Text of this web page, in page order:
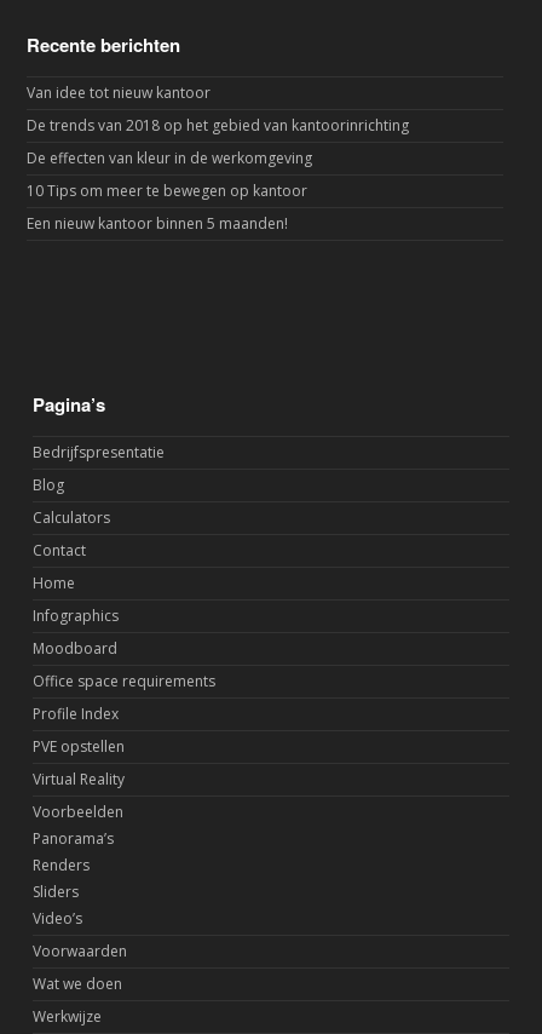
Recente berichten
Van idee tot nieuw kantoor
De trends van 2018 op het gebied van kantoorinrichting
De effecten van kleur in de werkomgeving
10 Tips om meer te bewegen op kantoor
Een nieuw kantoor binnen 5 maanden!
Pagina’s
Bedrijfspresentatie
Blog
Calculators
Contact
Home
Infographics
Moodboard
Office space requirements
Profile Index
PVE opstellen
Virtual Reality
Voorbeelden
Panorama’s
Renders
Sliders
Video’s
Voorwaarden
Wat we doen
Werkwijze